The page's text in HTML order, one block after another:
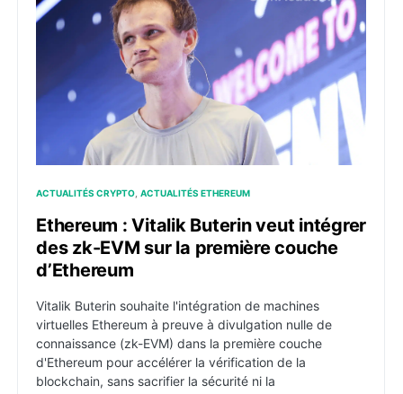
ACTUALITÉS CRYPTO ACTUALITÉS ETHEREUM
Ethereum : Vitalik Buterin veut intégrer
des zk-EVM sur la première couche
d’Ethereum
Vitalik Buterin souhaite l'intégration de machines
virtuelles Ethereum à preuve à divulgation nulle de
connaissance (zk-EVM) dans la première couche
d'Ethereum pour accélérer la vérification de la
blockchain, sans sacrifier la sécurité ni la